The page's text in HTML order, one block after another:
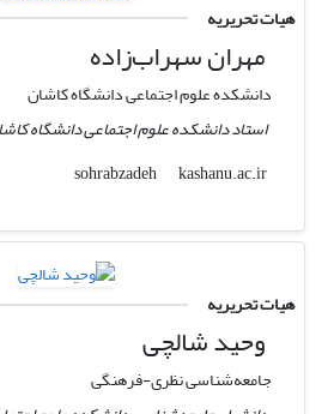
هیات تحریریه
مهران سهراب‌زاده
دانشکده علوم اجتماعی دانشگاه کاشان
استاد دانشکده علوم اجتماعی دانشگاه
sohrabzadeh
kashanu.ac.ir
هیات تحریریه
وحید شالچی
جامعه‌شناسی نظری-فرهنگی